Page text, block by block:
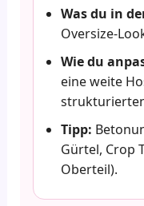
Was du in
Oversize-
Wie du
eine weite
Tipp:
Gürtel, Crop
Oberteil).